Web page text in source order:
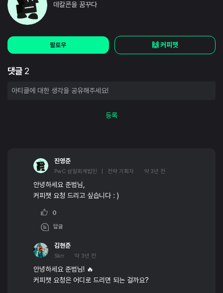
데칼콘을 꿈꾸다
팔로우 🙌 커피챗
댓글 2
등록
진영준
PwC 삼일회계법인 | 전략 기획자 약 3년 전
안녕하세요 준범님,
커피챗 요청 드리고 싶습니다 : )
0
답글
김현준
Skrr 약 3년 전
안녕하세요 준범님! 🔥
커피챗 요청은 어디로 드리면 되는 걸까요?